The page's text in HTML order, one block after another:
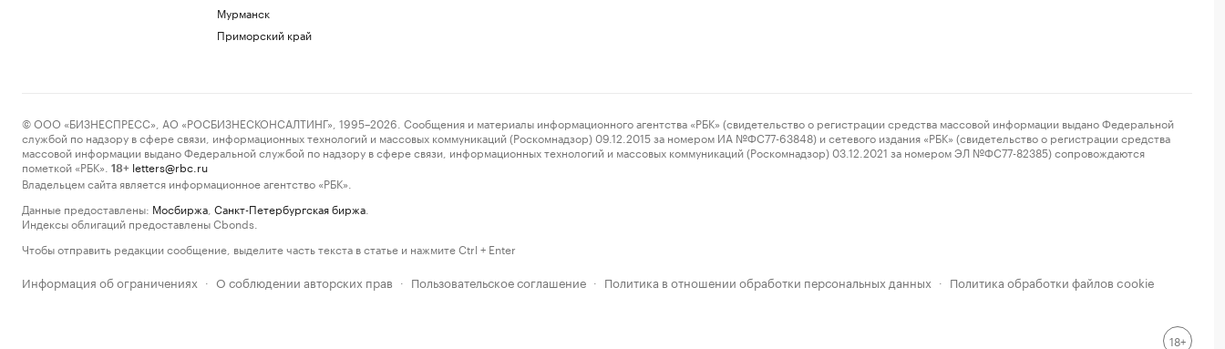
Мурманск
Приморский край
© ООО «БИЗНЕСПРЕСС», АО «РОСБИЗНЕСКОНСАЛТИНГ», 1995–2026. Сообщения и материалы информационного агентства «РБК» (свидетельство о регистрации средства массовой информации выдано Федеральной
службой по надзору в сфере связи, информационных технологий и массовых коммуникаций (Роскомнадзор) 09.12.2015 за номером ИА №ФС77-63848) и сетевого издания «РБК» (свидетельство о регистрации средства
массовой информации выдано Федеральной службой по надзору в сфере связи, информационных технологий и массовых коммуникаций (Роскомнадзор) 03.12.2021 за номером ЭЛ №ФС77-82385) сопровождаются
пометкой «РБК».
18+ letters@rbc.ru
Владельцем сайта является информационное агентство «РБК».
Данные предоставлены: Мосбиржа Санкт-Петербургская биржа
Индексы облигаций предоставлены Cbonds.
Чтобы отправить редакции сообщение, выделите часть текста в статье и нажмите Ctrl + Enter
Информация об ограничениях · О соблюдении авторских прав · Пользовательское соглашение · Политика в отношении обработки персональных данных · Политика обработки файлов cookie
18+